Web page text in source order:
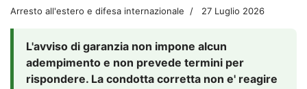
Arresto all'estero e difesa internazionale 27 Luglio 2026
L'avviso di garanzia non impone alcun
adempimento e non prevede termini per
rispondere. La condotta corretta non e' reagire